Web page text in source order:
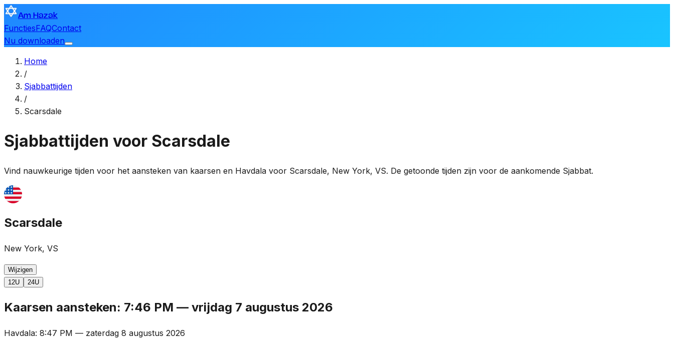
Am Hazak
FunctiesFAQContact
Nu downloaden
Home
/
Sjabbattijden
/
Scarsdale
Sjabbattijden voor Scarsdale
Vind nauwkeurige tijden voor het aansteken van kaarsen en Havdala voor Scarsdale, New York, VS. De getoonde tijden zijn voor de aankomende Sjabbat.
Scarsdale
New York, VS
Wijzigen
12U
24U
Kaarsen aansteken: 7:46 PM — vrijdag 7 augustus 2026
Havdala: 8:47 PM — zaterdag 8 augustus 2026